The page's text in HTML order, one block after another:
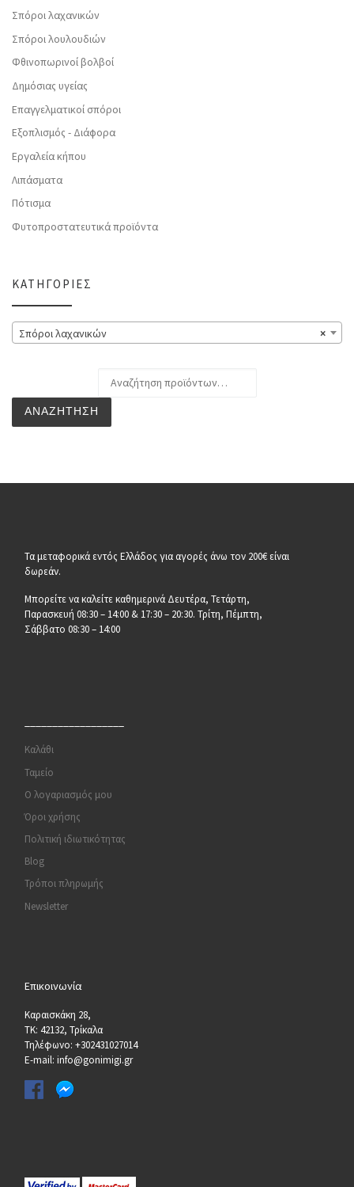
Σπόροι λαχανικών
Σπόροι λουλουδιών
Φθινοπωρινοί βολβοί
Δημόσιας υγείας
Επαγγελματικοί σπόροι
Εξοπλισμός - Διάφορα
Εργαλεία κήπου
Λιπάσματα
Πότισμα
Φυτοπροστατευτικά προϊόντα
ΚΑΤΗΓΟΡΊΕΣ
×
Σπόροι λαχανικών
ΑΝΑΖΉΤΗΣΗ
Τα μεταφορικά εντός Ελλάδος για αγορές άνω τον 200€ είναι
δωρεάν.
Μπορείτε να καλείτε καθημερινά Δευτέρα, Τετάρτη,
Παρασκευή 08:30 – 14:00 & 17:30 – 20:30. Τρίτη, Πέμπτη,
Σάββατο 08:30 – 14:00
Καλάθι
Ταμείο
Ο λογαριασμός μου
Όροι χρήσης
Πολιτική ιδιωτικότητας
Blog
Τρόποι πληρωμής
Newsletter
Επικοινωνία
Καραισκάκη 28,
ΤΚ: 42132, Τρίκαλα
Τηλέφωνο: +302431027014
E-mail: info@gonimigi.gr